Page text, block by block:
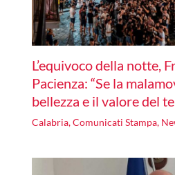
L’equivoco della notte,
Pacienza: “Se la
bellezza e il valore del
Calabria,Comunicati Stampa,